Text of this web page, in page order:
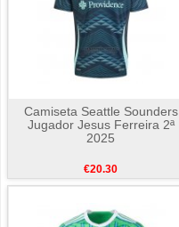
Camiseta Seattle Sounders
Jugador Jesus Ferreira 2ª
2025
€20.30